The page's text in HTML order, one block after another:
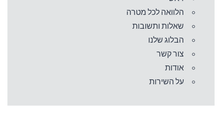
הלוואה לכל מטרה
שאלות ותשובות
הבלוג שלנו
צור קשר
אודות
על השירות